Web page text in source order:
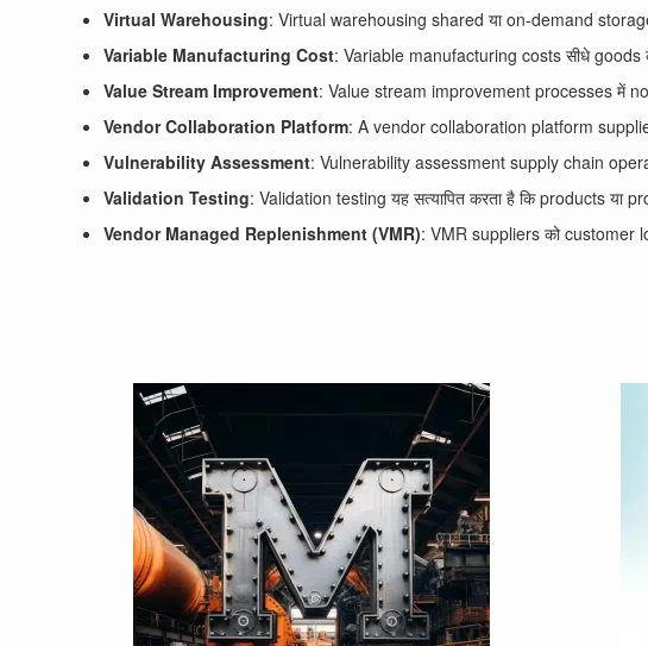
Virtual Warehousing: Virtual warehousing shared या on-demand
Variable Manufacturing Cost: Variable manufacturing costs सीधे
Value Stream Improvement: Value stream improvement processes में
Vendor Collaboration Platform: A vendor collaboration platform
Vulnerability Assessment: Vulnerability assessment supply chain
Validation Testing: Validation testing यह सत्यापित करता है कि products
Vendor Managed Replenishment (VMR): VMR suppliers को customer